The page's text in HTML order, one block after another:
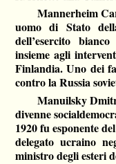
Mannerheim
uomo di Stato
dell’esercito
insieme agli
Finlandia. Uno dei
contro la Russia
Manuilsky
divenne
1920 fu esponente
delegato ucraino
ministro degli esteri